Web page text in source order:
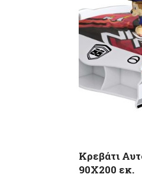
Κρεβάτι
90X200 εκ.